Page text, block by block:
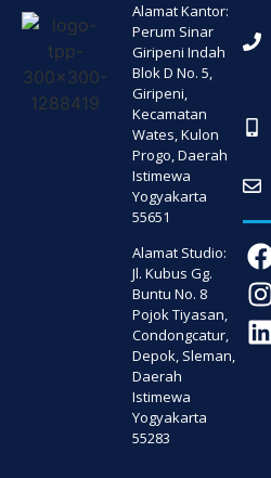
Alamat Kantor:
Perum Sinar
Giripeni Indah
Blok D No. 5,
Giripeni,
Kecamatan
Wates, Kulon
Progo, Daerah
Istimewa
Yogyakarta
55651
Alamat Studio:
Jl. Kubus Gg.
Buntu No. 8
Pojok Tiyasan,
Condongcatur,
Depok, Sleman,
Daerah
Istimewa
Yogyakarta
55283